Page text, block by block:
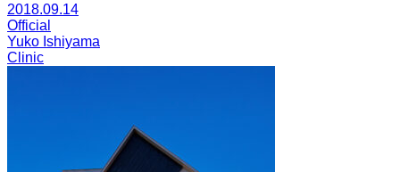
2018.09.14
Official
Yuko Ishiyama
Clinic